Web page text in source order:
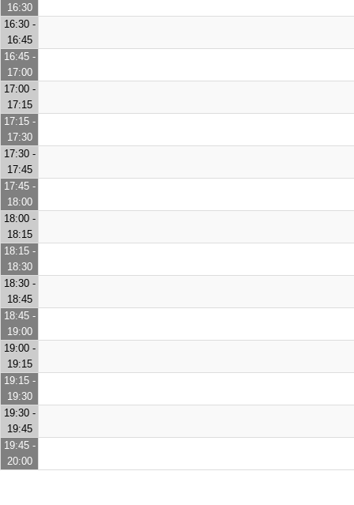
16:30
16:30 -
16:45
16:45 -
17:00
17:00 -
17:15
17:15 -
17:30
17:30 -
17:45
17:45 -
18:00
18:00 -
18:15
18:15 -
18:30
18:30 -
18:45
18:45 -
19:00
19:00 -
19:15
19:15 -
19:30
19:30 -
19:45
19:45 -
20:00